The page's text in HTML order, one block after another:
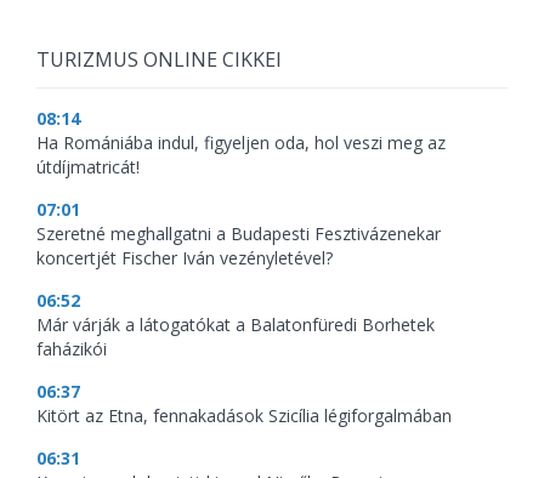
TURIZMUS ONLINE CIKKEI
08:14
Ha Romániába indul, figyeljen oda, hol veszi meg az
útdíjmatricát!
07:01
Szeretné meghallgatni a Budapesti Fesztivázenekar
koncertjét Fischer Iván vezényletével?
06:52
Már várják a látogatókat a Balatonfüredi Borhetek
faházikói
06:37
Kitört az Etna, fennakadások Szicília légiforgalmában
06:31